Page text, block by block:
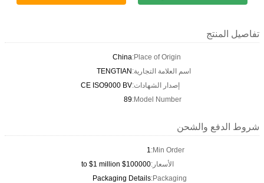
تفاصيل المنتج
Place of Origin:
China
اسم العلامة التجارية:TENGTIAN
إصدار الشهادات:CE ISO9000 BV
Model Number:
89
شروط الدفع والشحن
Min Order:
1
الأسعار:$100000 to $1 million
Packaging:
Packaging Details